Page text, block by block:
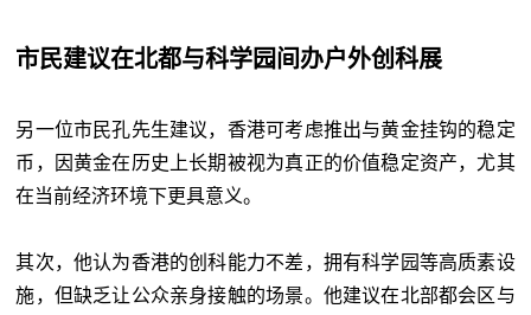
市民建议在北都与科学园间办户外创科展
另一位市民孔先生建议，香港可考虑推出与黄金挂钩的稳定
币，因黄金在历史上长期被视为真正的价值稳定资产，尤其
在当前经济环境下更具意义。
其次，他认为香港的创科能力不差，拥有科学园等高质素设
施，但缺乏让公众亲身接触的场景。他建议在北部都会区与